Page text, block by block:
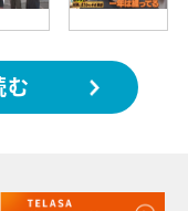
む